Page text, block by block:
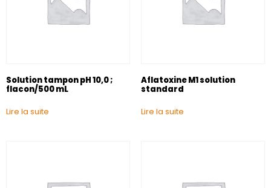
Solution tampon pH 10,0 ;
flacon/500 mL
Lire la suite
Aflatoxine M1 solution
standard
Lire la suite